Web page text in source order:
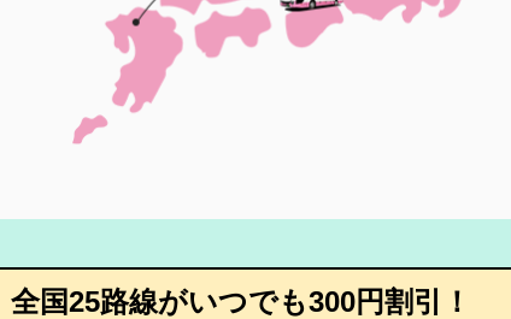
全国25路線がいつでも300円割引！